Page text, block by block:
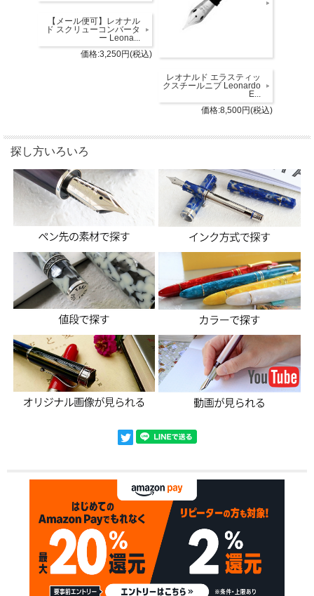
【メール便可】レオナル
ド スクリューコンバータ
ー Leona...
価格:3,250円(税込)
レオナルド エラスティッ
クスチールニブ Leonardo
E...
価格:8,500円(税込)
探し方いろいろ